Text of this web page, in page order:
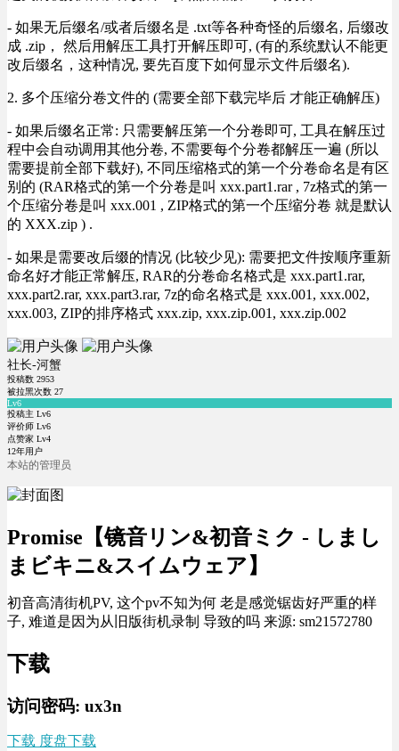
- 如果无后缀名/或者后缀名是 .txt等各种奇怪的后缀名, 后缀改
成 .zip， 然后用解压工具打开解压即可, (有的系统默认不能更
改后缀名，这种情况, 要先百度下如何显示文件后缀名).
2. 多个压缩分卷文件的 (需要全部下载完毕后 才能正确解压)
- 如果后缀名正常: 只需要解压第一个分卷即可, 工具在解压过
程中会自动调用其他分卷, 不需要每个分卷都解压一遍 (所以
需要提前全部下载好), 不同压缩格式的第一个分卷命名是有区
别的 (RAR格式的第一个分卷是叫 xxx.part1.rar , 7z格式的第一
个压缩分卷是叫 xxx.001 , ZIP格式的第一个压缩分卷 就是默认
的 XXX.zip ) .
- 如果是需要改后缀的情况 (比较少见): 需要把文件按顺序重新
命名好才能正常解压, RAR的分卷命名格式是 xxx.part1.rar,
xxx.part2.rar, xxx.part3.rar, 7z的命名格式是 xxx.001, xxx.002,
xxx.003, ZIP的排序格式 xxx.zip, xxx.zip.001, xxx.zip.002
社长-河蟹
投稿数 2953
被拉黑次数 27
Lv6
投稿主 Lv6
评价师 Lv6
点赞家 Lv4
12年用户
本站的管理员
Promise【镜音リン&初音ミク - しまし
まビキニ&スイムウェア】
初音高清街机PV, 这个pv不知为何 老是感觉锯齿好严重的样
子, 难道是因为从旧版街机录制 导致的吗 来源: sm21572780
下载
访问密码: ux3n
下载 度盘下载